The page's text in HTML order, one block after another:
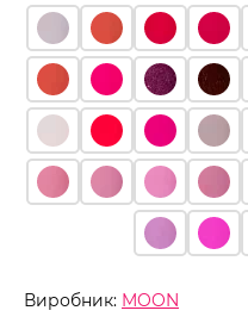
Виробник: MOON